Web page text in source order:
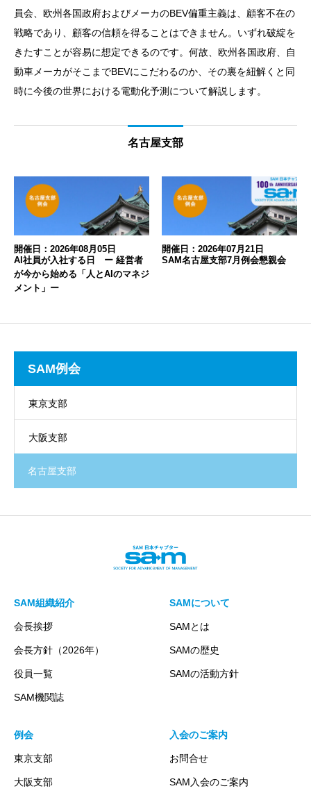
員会、欧州各国政府およびメーカのBEV偏重主義は、顧客不在の
戦略であり、顧客の信頼を得ることはできません。いずれ破綻を
きたすことが容易に想定できるのです。何故、欧州各国政府、自
動車メーカがそこまでBEVにこだわるのか、その裏を紐解くと同
時に今後の世界における電動化予測について解説します。
名古屋支部
開催日：2026年08月05日
AI社員が入社する日 ー 経営者
が今から始める「人とAIのマネジ
メント」ー
開催日：2026年07月21日
SAM名古屋支部7月例会懇親会
SAM例会
東京支部
大阪支部
名古屋支部
SAM組織紹介
会長挨拶
会長方針（2026年）
役員一覧
SAM機関誌
SAMについて
SAMとは
SAMの歴史
SAMの活動方針
例会
東京支部
大阪支部
入会のご案内
お問合せ
SAM入会のご案内